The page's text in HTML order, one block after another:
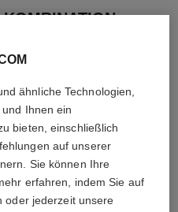
KOMBINATION
ähnliche Technologien,
Ihnen ein
bieten, einschließlich
auf unserer
Sie können Ihre
erfahren, indem Sie auf
oder jederzeit unsere